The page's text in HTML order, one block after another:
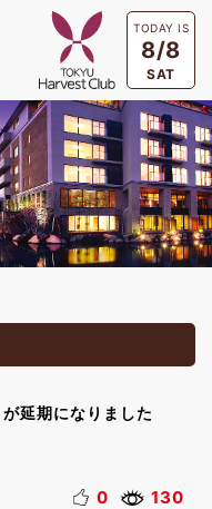
TODAY IS
8/8
SAT
延期になりました
0 130